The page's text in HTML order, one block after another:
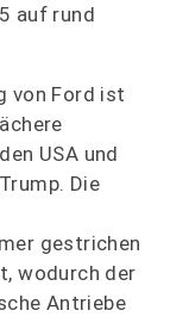
auf rund
von Ford ist
USA und
Die
gestrichen
wodurch der
Antriebe